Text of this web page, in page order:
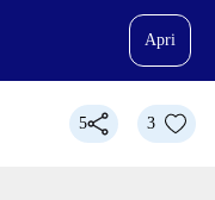
Apri
5 3